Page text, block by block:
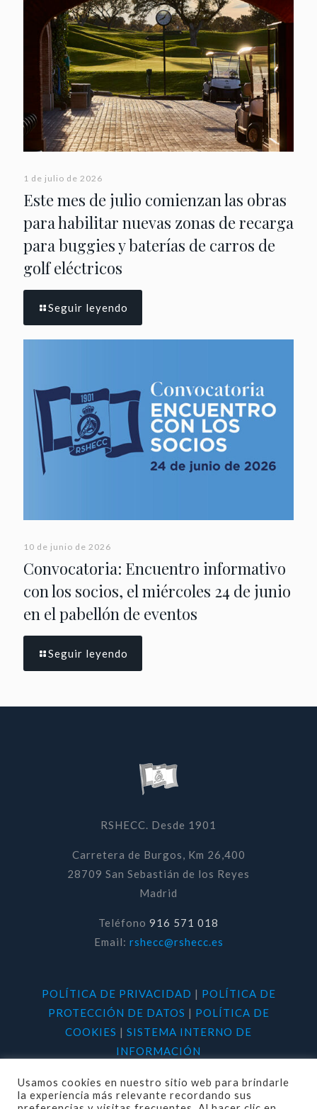
1 de julio de 2026
Este mes de julio comienzan las obras
para habilitar nuevas zonas de recarga
para buggies y baterías de carros de
golf eléctricos
Seguir leyendo
10 de junio de 2026
Convocatoria: Encuentro informativo
con los socios, el miércoles 24 de junio
en el pabellón de eventos
Seguir leyendo
RSHECC. Desde 1901
Carretera de Burgos, Km 26,400
28709 San Sebastián de los Reyes
Madrid
Teléfono 916 571 018
Email: rshecc@rshecc.es
POLÍTICA DE PRIVACIDAD | POLÍTICA DE
PROTECCIÓN DE DATOS | POLÍTICA DE
COOKIES | SISTEMA INTERNO DE
INFORMACIÓN
Usamos cookies en nuestro sitio web para brindarle
la experiencia más relevante recordando sus